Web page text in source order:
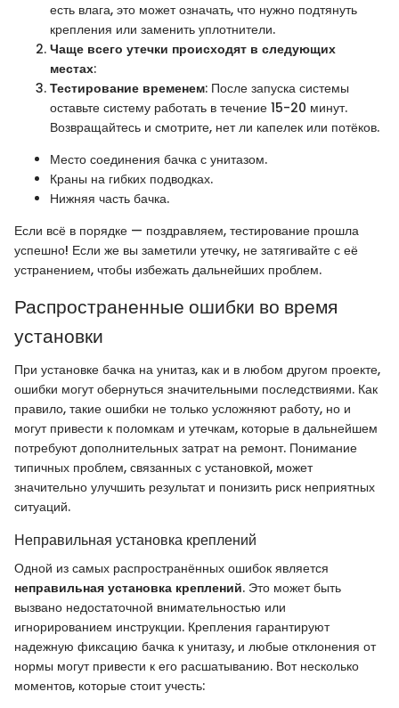
есть влага, это может означать, что нужно подтянуть
крепления или заменить уплотнители.
Чаще всего утечки происходят в следующих
местах:
Тестирование временем: После запуска системы
оставьте систему работать в течение 15-20 минут.
Возвращайтесь и смотрите, нет ли капелек или потёков.
Место соединения бачка с унитазом.
Краны на гибких подводках.
Нижняя часть бачка.
Если всё в порядке — поздравляем, тестирование прошла
успешно! Если же вы заметили утечку, не затягивайте с её
устранением, чтобы избежать дальнейших проблем.
Распространенные ошибки во время
установки
При установке бачка на унитаз, как и в любом другом проекте,
ошибки могут обернуться значительными последствиями. Как
правило, такие ошибки не только усложняют работу, но и
могут привести к поломкам и утечкам, которые в дальнейшем
потребуют дополнительных затрат на ремонт. Понимание
типичных проблем, связанных с установкой, может
значительно улучшить результат и понизить риск неприятных
ситуаций.
Неправильная установка креплений
Одной из самых распространённых ошибок является
неправильная установка креплений. Это может быть
вызвано недостаточной внимательностью или
игнорированием инструкции. Крепления гарантируют
надежную фиксацию бачка к унитазу, и любые отклонения от
нормы могут привести к его расшатыванию. Вот несколько
моментов, которые стоит учесть: